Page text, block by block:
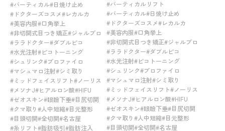
#バーティカル#日焼け止め
#ドクターズコスメ#レカルカ
#美容内服#口角挙上
#非切開式目つき矯正#ジャルプロ
#ララドクター#ダブルピコ
#水光注射#ピコトーニング
#シュリンク#プロファイロ
#マシュマロ注射#シミ取り
#ミッドフェイスリフト#ノーリス
#メソナJ#ヒアルロン酸#HIFU
#ゼオスキン#眼瞼下垂#目尻切開
#クマ取り #人中短縮#目元整形
#目頭切開#全切開#名古屋
#糸リフト#脂肪吸引#脂肪注入
#バーティカルリフト
#バーティカル#日焼け止め
#ドクターズコスメ#レカルカ
#美容内服#口角挙上
#非切開式目つき矯正#ジャルプロ
#ララドクター#ダブルピコ
#水光注射#ピコトーニング
#シュリンク#プロファイロ
#マシュマロ注射#シミ取り
#ミッドフェイスリフト#ノーリス
#メソナJ#ヒアルロン酸#HIFU
#ゼオスキン#眼瞼下垂#目尻切開
#クマ取り #人中短縮#目元整形
#目頭切開#全切開#名古屋